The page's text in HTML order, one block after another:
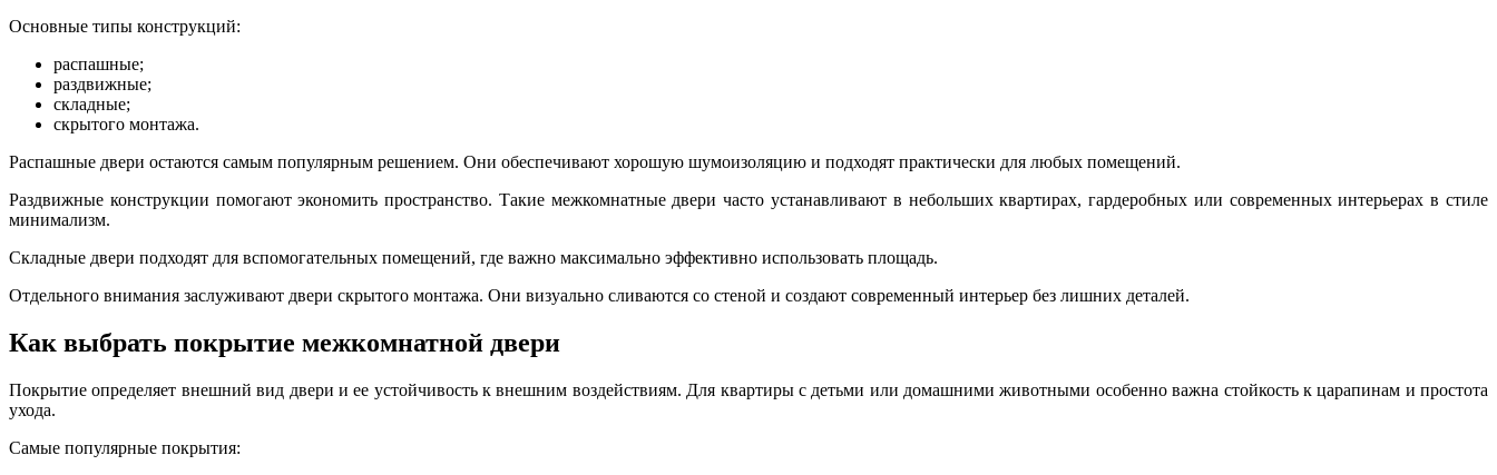
Основные типы конструкций:
распашные;
раздвижные;
складные;
скрытого монтажа.
Распашные двери остаются самым популярным решением. Они обеспечивают хорошую шумоизоляцию и подходят практически для любых помещений.
Раздвижные конструкции помогают экономить пространство. Такие межкомнатные двери часто устанавливают в небольших квартирах, гардеробных или современных интерьерах в стиле
минимализм.
Складные двери подходят для вспомогательных помещений, где важно максимально эффективно использовать площадь.
Отдельного внимания заслуживают двери скрытого монтажа. Они визуально сливаются со стеной и создают современный интерьер без лишних деталей.
Как выбрать покрытие межкомнатной двери
Покрытие определяет внешний вид двери и ее устойчивость к внешним воздействиям. Для квартиры с детьми или домашними животными особенно важна стойкость к царапинам и простота
ухода.
Самые популярные покрытия: